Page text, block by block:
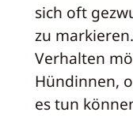
sich oft
zu
Verhalten
Hündinnen,
es tun